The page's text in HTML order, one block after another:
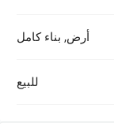
أرض, بناء كامل
للبيع